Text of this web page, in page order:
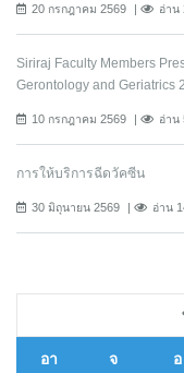
20 กรกฎาคม 2569 อ่าน
Siriraj Faculty Members
Gerontology and Geriatrics
10 กรกฎาคม 2569 อ่าน
การให้บริการฉีดวัคซีน
30 มิถุนายน 2569 อ่าน
อา จ อ